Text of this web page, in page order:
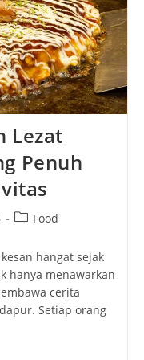
Lezat
Penuh
PostFood
hangat sejak
hanya menawarkan
cerita
Setiap orang